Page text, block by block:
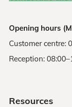
Opening hours
Customer centre:
Reception:
Resources